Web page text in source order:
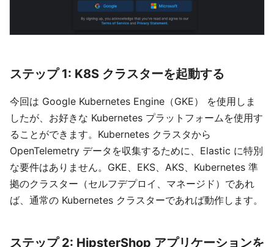
ステップ 1: K8S クラスターを起動する
今回は Google Kubernetes Engine（GKE） を使用しま
したが、お好きな Kubernetes プラットフォームを使用す
ることができます。Kubernetes クラスタから
OpenTelemetry データを収集するために、Elastic に特別
な要件はありません。GKE、EKS、AKS、Kubernetes 準
拠のクラスター（セルフデプロイ、マネージド）であれ
ば、通常の Kubernetes クラスターであれば動作します。
ステップ 2: HipsterShop アプリケーションを